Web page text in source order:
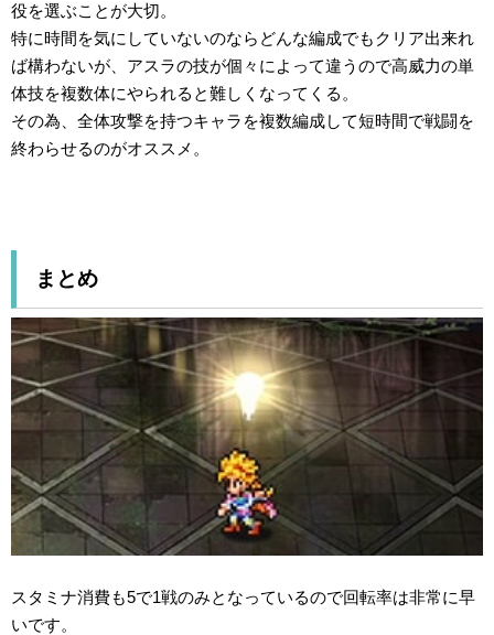
役を選ぶことが大切。
特に時間を気にしていないのならどんな編成でもクリア出来れ
ば構わないが、アスラの技が個々によって違うので高威力の単
体技を複数体にやられると難しくなってくる。
その為、全体攻撃を持つキャラを複数編成して短時間で戦闘を
終わらせるのがオススメ。
まとめ
スタミナ消費も5で1戦のみとなっているので回転率は非常に早
いです。